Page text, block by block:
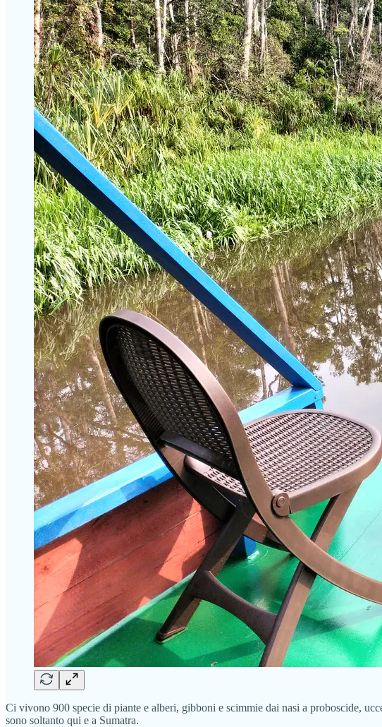
Ci vivono 900 specie di piante e alberi, gibboni e scimmie dai nasi a proboscide,
sono soltanto qui e a Sumatra.